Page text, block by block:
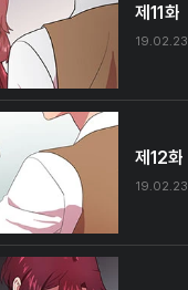
제11화
19.02.23
제12화
19.02.23